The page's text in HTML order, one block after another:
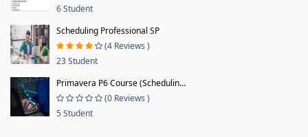
6 Student
Scheduling Professional SP
(4 Reviews )
23 Student
Primavera P6 Course (Schedulin...
(0 Reviews )
5 Student